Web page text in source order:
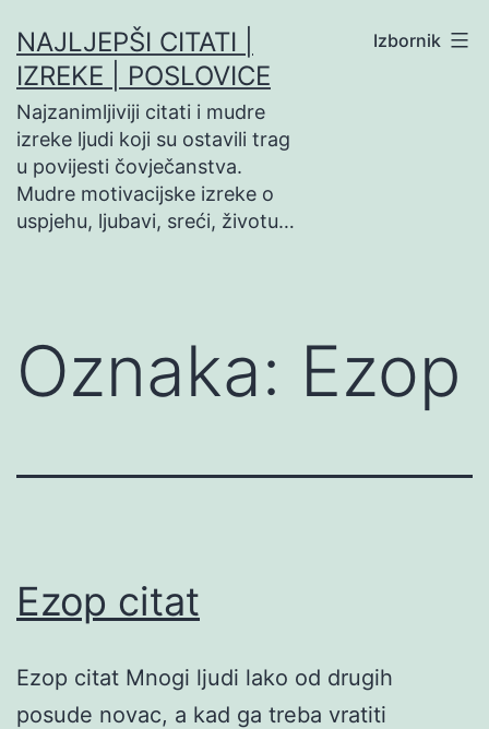
na
sadržaj
NAJLJEPŠI CITATI |
IZREKE | POSLOVICE
Najzanimljiviji citati i mudre
izreke ljudi koji su ostavili trag
u povijesti čovječanstva.
Mudre motivacijske izreke o
uspjehu, ljubavi, sreći, životu…
Izbornik
Oznaka: Ezop
Ezop citat
Ezop citat Mnogi ljudi lako od drugih
posude novac, a kad ga treba vratiti